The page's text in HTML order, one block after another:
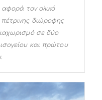
αφορά τον ολικό
διώροφης
σε δύο
και πρώτου